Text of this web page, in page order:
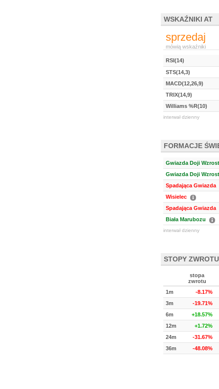
WSKAŹNIKI AT
sprzedaj
mówią wskaźniki
RSI(14)
STS(14,3)
MACD(12,26,9)
TRIX(14,9)
Williams %R(10)
interwał dzienny
FORMACJE
Gwiazda Doji
Gwiazda Doji
Spadająca Gwiazda
Wisielec
Spadająca Gwiazda
Biała Marubozu
interwał dzienny
STOPY ZWROTU
stopa
zwrotu
1m
-8.17%
3m
-19.71%
6m
+18.57%
12m
+1.72%
24m
-31.67%
36m
-48.08%